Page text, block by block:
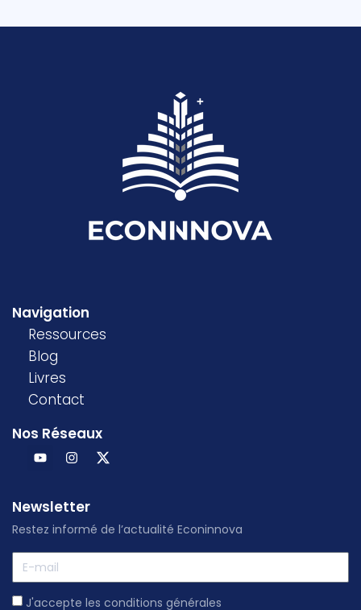
Navigation
Ressources
Blog
Livres
Contact
Nos Réseaux
Newsletter
Restez informé de l’actualité Econinnova
J'accepte les conditions générales